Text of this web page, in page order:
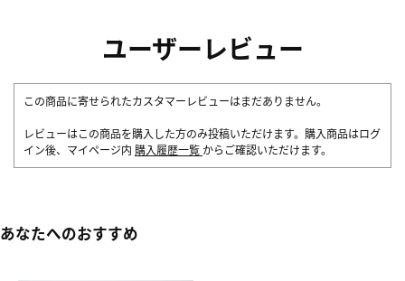
ユーザーレビュー
この商品に寄せられたカスタマーレビューはまだありません。
レビューはこの商品を購入した方のみ投稿いただけます。購入商品はログ
イン後、マイページ内 購入履歴一覧 からご確認いただけます。
あなたへのおすすめ